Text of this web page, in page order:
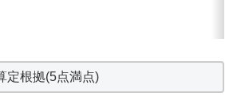
定根拠(5点満点)